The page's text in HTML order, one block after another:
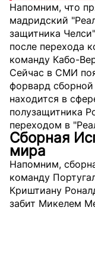
Напомним, что
мадридский
защитника
после перехода
команду Кабо-
Сейчас в СМИ
форвард
находится в
полузащитника
переходом в
Сборная
мира
Напомним,
команду
Криштиану
забит Микелем